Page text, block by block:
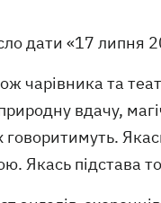
дати «17 липня
чарівника та
вдачу,
говоритимуть.
Якась підстава